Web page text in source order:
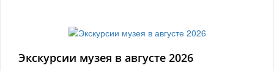
Экскурсии музея в августе 2026